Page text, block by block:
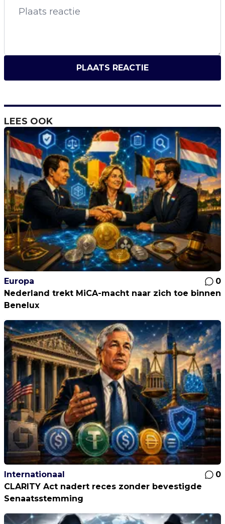
PLAATS REACTIE
LEES OOK
Europa
0
Nederland trekt MiCA-macht naar zich toe binnen
Benelux
Internationaal
0
CLARITY Act nadert reces zonder bevestigde
Senaatsstemming